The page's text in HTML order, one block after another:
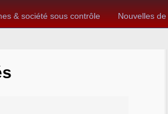
& société sous contrôle Nouvelles de